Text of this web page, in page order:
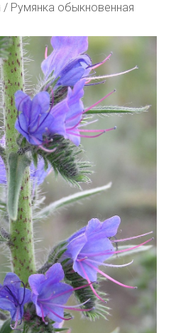
Румянка обыкновенная